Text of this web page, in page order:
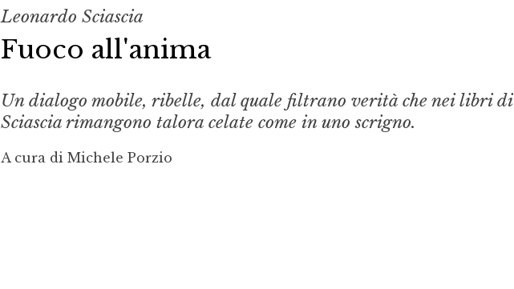
Leonardo Sciascia
Fuoco all'anima
Un dialogo mobile, ribelle, dal quale filtrano verità che nei libri di
Sciascia rimangono talora celate come in uno scrigno.
A cura di Michele Porzio